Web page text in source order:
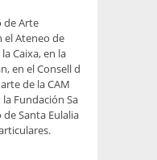
de Arte
el Ateneo de
Caixa, en la
en el Consell d
de la CAM
Fundación Sa
Santa Eulalia